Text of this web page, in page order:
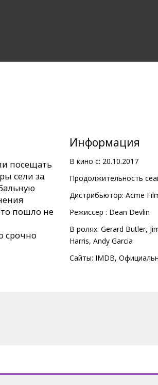
посещать
сели за
то пошло не
срочно
Информация
В кино с: 20.10.2017
Продолжительность
Дистрибьютор: Acme
Pежиссер : Dean Devlin
В ролях: Gerard Butler,
Harris, Andy Garcia
Сайты: IMDB,